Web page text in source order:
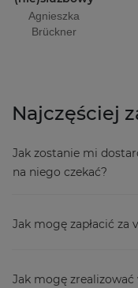
Agnieszka
Brückner
Najczęściej
Jak zostanie mi
na niego czekać?
Jak mogę zapłacić za
Jak mogę zrealizować